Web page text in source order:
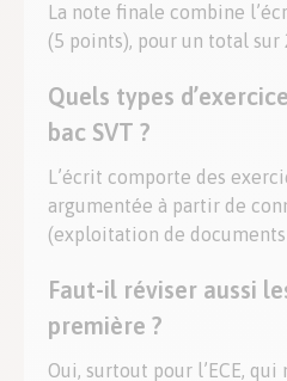
La note finale combine
(5 points), pour un total sur
Quels types
bac SVT ?
L’écrit comporte des
argumentée à partir de
(exploitation de
Faut-il réviser aussi
première ?
Oui, surtout pour l’ECE,